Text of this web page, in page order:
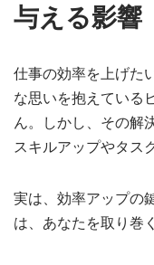
与える影響
仕事の効率を上げた
な思いを抱えている
ん。しかし、その解
スキルアップやタス
実は、効率アップの
は、あなたを取り巻